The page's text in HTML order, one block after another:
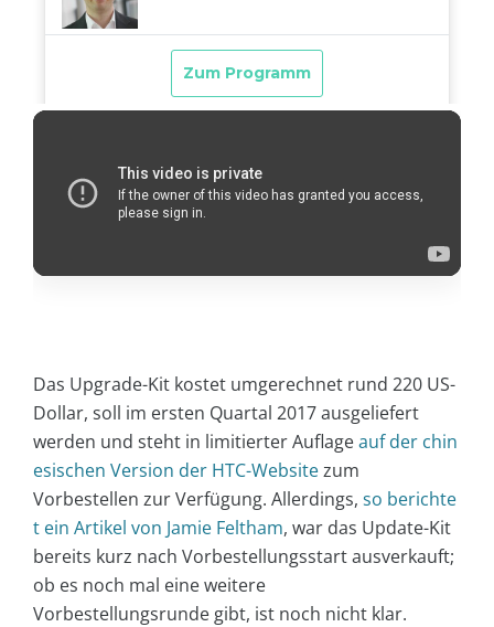
Das Upgrade-Kit kostet umgerechnet rund 220 US-
Dollar, soll im ersten Quartal 2017 ausgeliefert
werden und steht in limitierter Auflageauf der chin
esischen Version der HTC-Websitezum
Vorbestellen zur Verfügung. Allerdings, so berichte
t ein Artikel von Jamie Feltham, war das Update-Kit
bereits kurz nach Vorbestellungsstart ausverkauft;
ob es noch mal eine weitere
Vorbestellungsrunde gibt, ist noch nicht klar.